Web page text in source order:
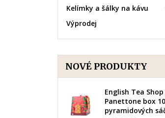
Kelímky a šálky na kávu
Výprodej
NOVÉ PRODUKTY
English Tea Shop
Panettone box 10
pyramidových